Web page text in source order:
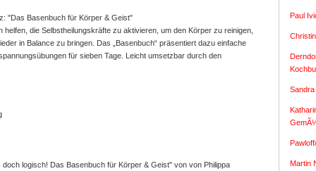
"Das Basenbuch für Körper & Geist"
helfen, die Selbstheilungskräfte zu aktivieren, um den Körper zu reinigen,
in Balance zu bringen. Das „Basenbuch“ präsentiert dazu einfache
für sieben Tage. Leicht umsetzbar durch den
logisch! Das Basenbuch für Körper & Geist" von von Philippa
Paul
Martin